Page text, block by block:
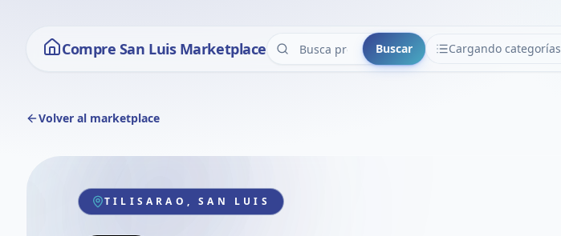
Compre San Luis Marketplace Buscar Cargando categorías
CATEGORÍAS
Volver al marketplace
TILISARAO, SAN LUIS